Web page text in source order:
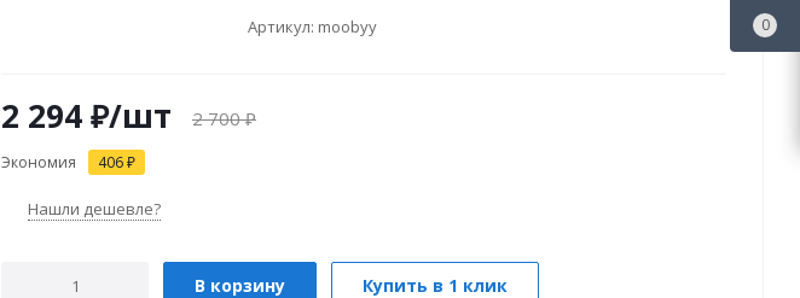
Артикул: moobyy
2 294₽/шт 2 700₽
Экономия 406₽
Нашли дешевле?
В корзину Купить в 1 клик
0